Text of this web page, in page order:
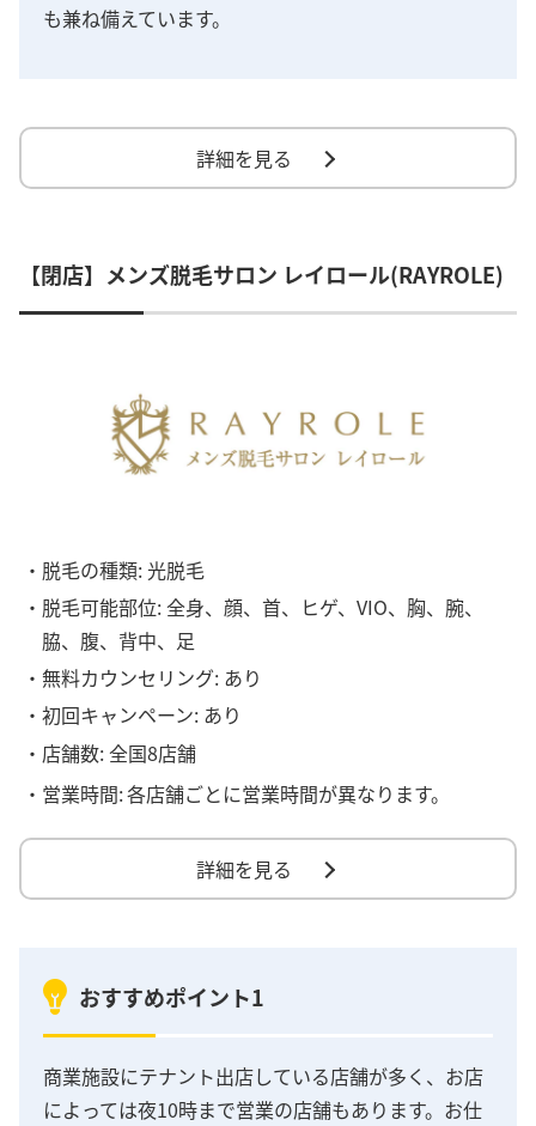
も兼ね備えています。
詳細を見る
【閉店】メンズ脱毛サロン レイロール(RAYROLE)
・脱毛の種類: 光脱毛
・脱毛可能部位: 全身、顔、首、ヒゲ、VIO、胸、腕、
脇、腹、背中、足
・無料カウンセリング: あり
・初回キャンペーン: あり
・店舗数: 全国8店舗
・営業時間:各店舗ごとに営業時間が異なります。
詳細を見る
おすすめポイント1
商業施設にテナント出店している店舗が多く、お店
によっては夜10時まで営業の店舗もあります。お仕